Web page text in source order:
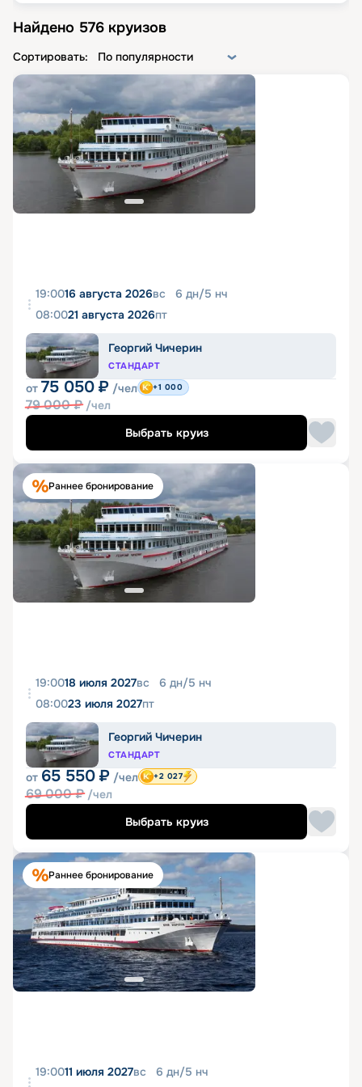
Найдено 576 круизов
Сортировать: По популярности
19:0016 августа 2026вс 6 дн/5 нч
08:0021 августа 2026пт
Георгий Чичерин
СТАНДАРТ
от 75 050 ₽ /чел
79 000₽ /чел
+1 000
Выбрать круиз
Раннее бронирование
19:0018 июля 2027вс 6 дн/5 нч
08:0023 июля 2027пт
Георгий Чичерин
СТАНДАРТ
от 65 550 ₽ /чел
69 000₽ /чел
+2 027
Выбрать круиз
Раннее бронирование
19:0011 июля 2027вс 6 дн/5 нч